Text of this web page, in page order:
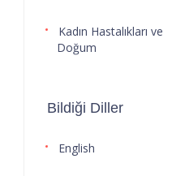
Kadın Hastalıkları ve
Doğum
Bildiği Diller
English